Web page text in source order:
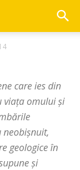
care ies din
viața omului și
geologice în
și